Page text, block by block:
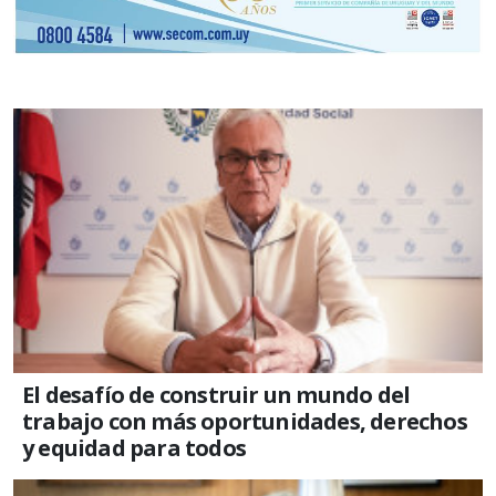
El desafío de construir un mundo del
trabajo con más oportunidades, derechos
y equidad para todos